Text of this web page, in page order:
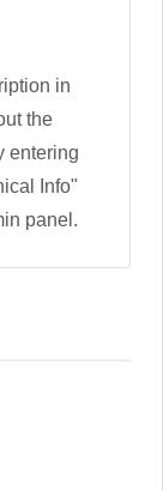
in
the
entering
Info"
panel.